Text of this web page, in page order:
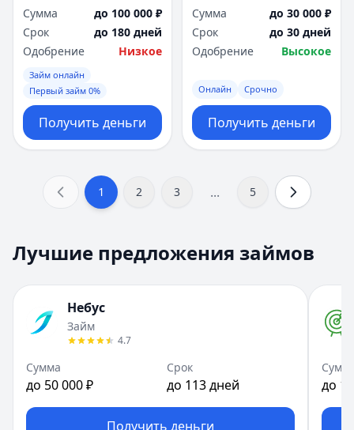
Сумма
до 100 000 ₽
Срок
до 180 дней
Одобрение
Низкое
Займ онлайн
Первый займ 0%
Получить деньги
Сумма
до 30 000 ₽
Срок
до 30 дней
Одобрение
Высокое
Онлайн Срочно
Получить деньги
1 2 3 ... 5
Лучшие предложения займов
Небус
Займ
4.7
Сумма
до 50 000 ₽
Срок
до 113 дней
Получить деньги
до